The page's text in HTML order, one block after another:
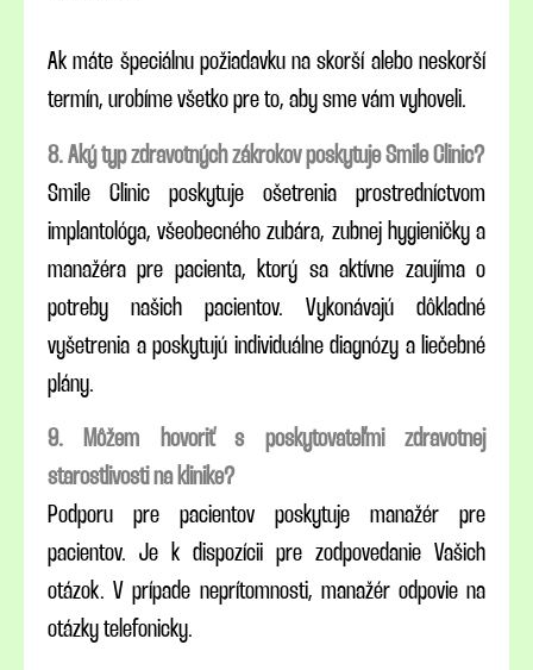
Ak máte špeciálnu požiadavku na skorší alebo neskorší
termín, urobíme všetko pre to, aby sme vám vyhoveli.
8. Aký typ zdravotných zákrokov poskytuje Smile Clinic?
Smile Clinic poskytuje ošetrenia prostredníctvom
implantológa, všeobecného zubára, zubnej hygieničky a
manažéra pre pacienta, ktorý sa aktívne zaujíma o
potreby našich pacientov. Vykonávajú dôkladné
vyšetrenia a poskytujú individuálne diagnózy a liečebné
plány.
9. Môžem hovoriť s poskytovateľmi zdravotnej
starostlivosti na klinike?
Podporu pre pacientov poskytuje manažér pre
pacientov. Je k dispozícii pre zodpovedanie Vašich
otázok. V prípade neprítomnosti, manažér odpovie na
otázky telefonicky.